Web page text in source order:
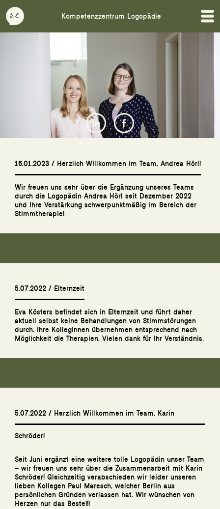
Kompetenzzentrum Logopädie
16.01.2023 / Herzlich Willkommen im Team, Andrea Hörl!
Wir freuen uns sehr über die Ergänzung unseres Teams
durch die Logopädin Andrea Hörl seit Dezember 2022
und Ihre Verstärkung schwerpunktmäßig im Bereich der
Stimmtherapie!
5.07.2022 / Elternzeit
Eva Kösters befindet sich in Elternzeit und führt daher
aktuell selbst keine Behandlungen von Stimmstörungen
durch. Ihre KollegInnen übernehmen entsprechend nach
Möglichkeit die Therapien. Vielen dank für Ihr Verständnis.
5.07.2022 / Herzlich Willkommen im Team, Karin
Schröder!
Seit Juni ergänzt eine weitere tolle Logopädin unser Team
– wir freuen uns sehr über die Zusammenarbeit mit Karin
Schröder! Gleichzeitig verabschieden wir leider unseren
lieben Kollegen Paul Maresch, welcher Berlin aus
persönlichen Gründen verlassen hat. Wir wünschen von
Herzen nur das Beste!!!